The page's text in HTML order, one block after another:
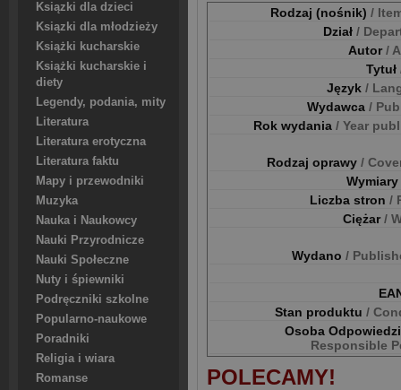
Ksiązki dla dzieci
Ksiązki dla młodzieży
Książki kucharskie
Książki kucharskie i
diety
Legendy, podania, mity
Literatura
Literatura erotyczna
Literatura faktu
Mapy i przewodniki
Muzyka
Nauka i Naukowcy
Nauki Przyrodnicze
Nauki Społeczne
Nuty i śpiewniki
Podręczniki szkolne
Popularno-naukowe
Poradniki
Religia i wiara
Romanse
Rodzaj (nośnik) /
Dział /
Autor/
Tytuł
Język /
Wydawca /
Rok wydania / Year
Rodzaj oprawy /
Wymiary
Liczba stron /
Ciężar/
Wydano /
Stan produktu /
Osoba
Responsible
POLECAMY!